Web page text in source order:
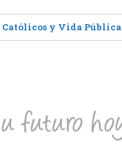
Católicos y Vida Pública